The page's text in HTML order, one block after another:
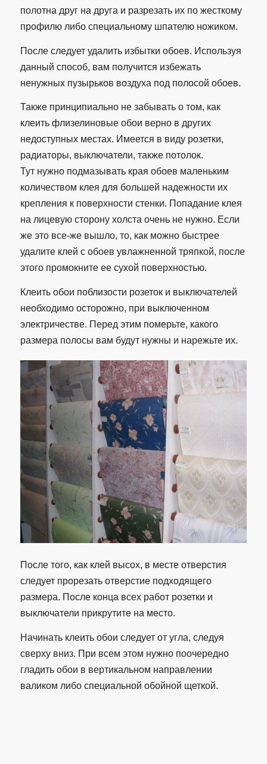
полотна друг на друга и разрезать их по жесткому
профилю либо специальному шпателю ножиком.
После следует удалить избытки обоев. Используя
данный способ, вам получится избежать
ненужных пузырьков воздуха под полосой обоев.
Также принципиально не забывать о том, как
клеить флизелиновые обои верно в других
недоступных местах. Имеется в виду розетки,
радиаторы, выключатели, также потолок.
Тут нужно подмазывать края обоев маленьким
количеством клея для большей надежности их
крепления к поверхности стенки. Попадание клея
на лицевую сторону холста очень не нужно. Если
же это все-же вышло, то, как можно быстрее
удалите клей с обоев увлажненной тряпкой, после
этого промокните ее сухой поверхностью.
Клеить обои поблизости розеток и выключателей
необходимо осторожно, при выключенном
электричестве. Перед этим померьте, какого
размера полосы вам будут нужны и нарежьте их.
После того, как клей высох, в месте отверстия
следует прорезать отверстие подходящего
размера. После конца всех работ розетки и
выключатели прикрутите на место.
Начинать клеить обои следует от угла, следуя
сверху вниз. При всем этом нужно поочередно
гладить обои в вертикальном направлении
валиком либо специальной обойной щеткой.